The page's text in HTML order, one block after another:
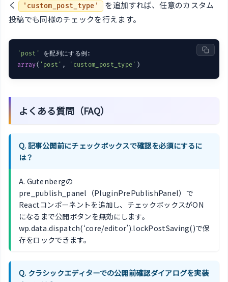
く
'custom_post_type'
を追加すれば、任意のカスタム
投稿でも同様のチェックを行えます。
'post'
array( 'post' , 'custom_post_type'
よくある質問（FAQ）
Q. 記事公開前にチェックボックスで確認を必須にするに
は？
A. Gutenbergの
pre_publish_panel（PluginPrePublishPanel）で
Reactコンポーネントを追加し、チェックボックスがON
になるまで公開ボタンを無効にします。
wp.data.dispatch(‘core/editor’).lockPostSaving()で保
存をロックできます。
Q. クラシックエディターでの公開前確認ダイアログを実装